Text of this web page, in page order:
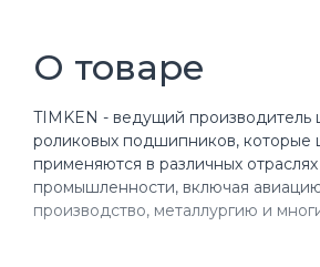
О товаре
TIMKEN - ведущий производитель
роликовых подшипников, которые
применяются в различных отраслях
промышленности, включая
производство, металлургию и